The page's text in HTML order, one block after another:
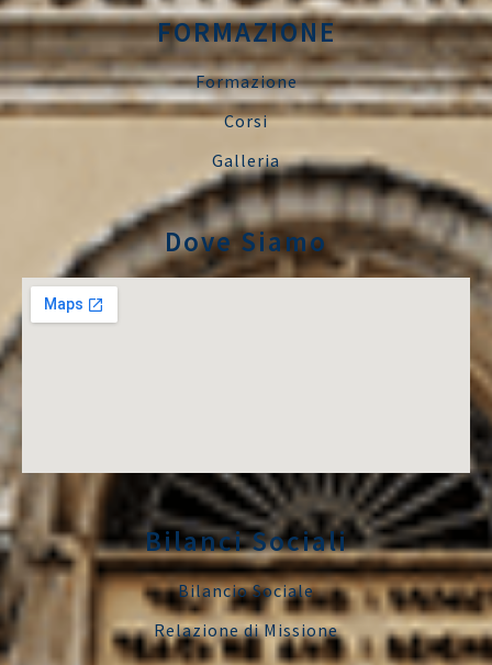
FORMAZIONE
Formazione
Corsi
Galleria
Dove Siamo
Bilanci Sociali
Bilancio Sociale
Relazione di Missione